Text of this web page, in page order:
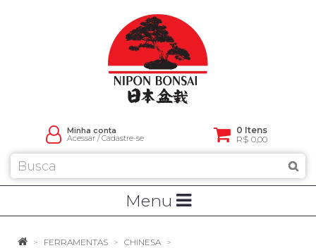
Minha conta
Acessar/Cadastre-se
0 Itens
R$ 0,00
Menu
FERRAMENTAS CHINESA